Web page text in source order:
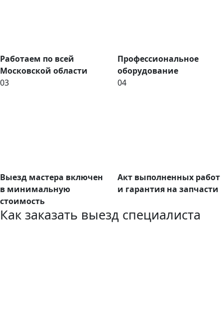
Работаем по всей
Московской области
Профессиональное
оборудование
03
Выезд мастера включен
в минимальную
стоимость
04
Акт выполненных работ
и гарантия на запчасти
Как заказать выезд специалиста